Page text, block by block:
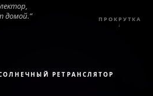
домой.” ПРОКРУТКА
↓
РЕТРАНСЛЯТОР